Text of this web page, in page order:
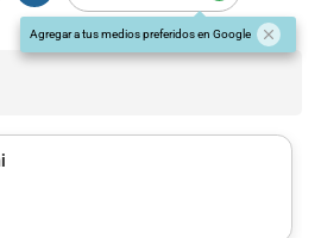
Agregar a tus medios preferidos en Google